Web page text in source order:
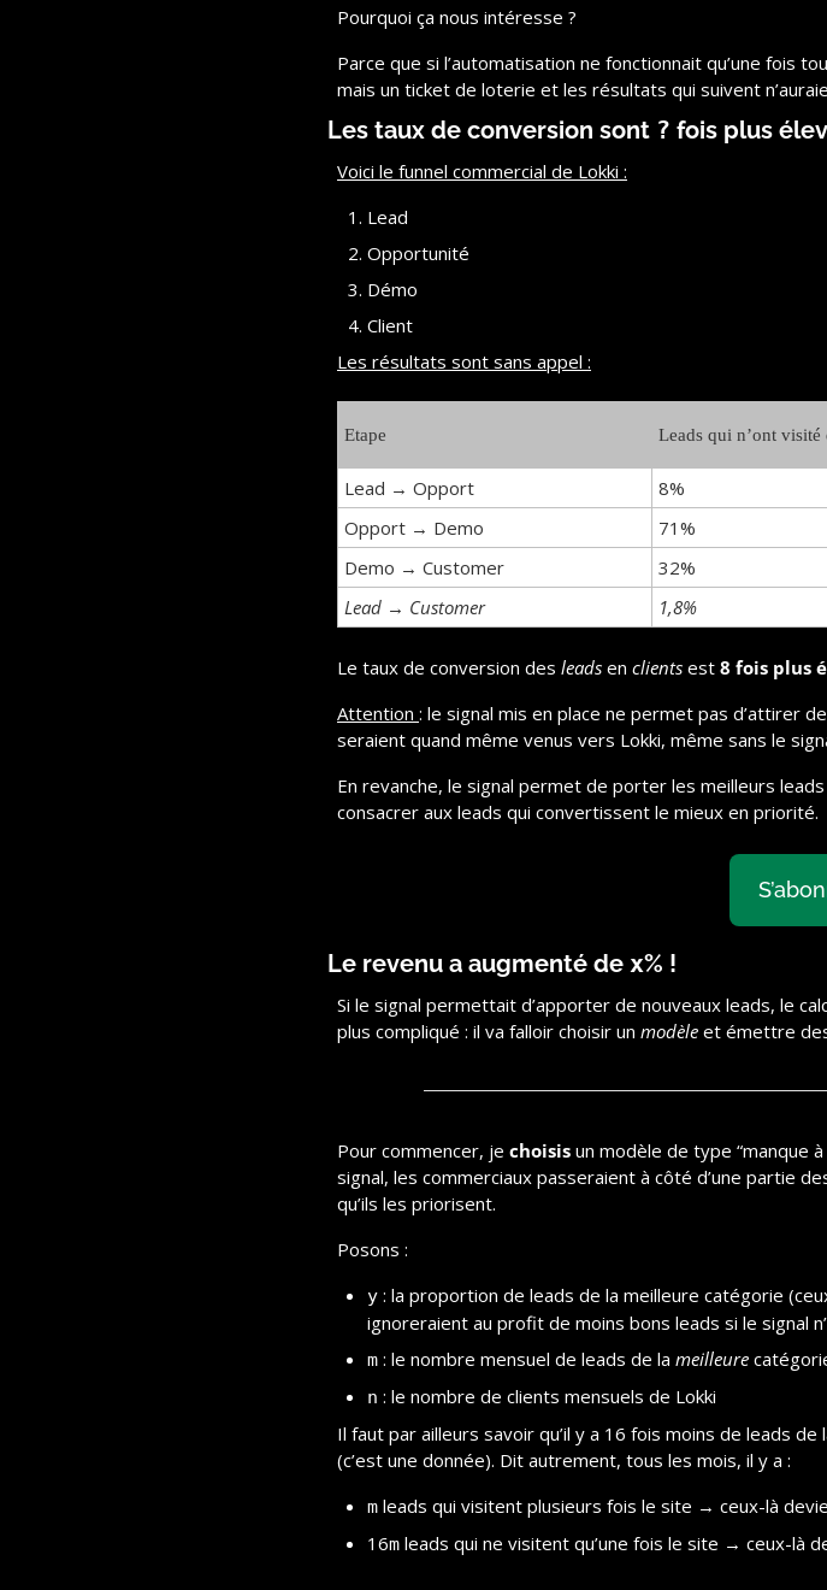
Pourquoi ça nous intéresse ?
Parce que si l’automatisation ne fonctionnait qu’une fois
mais un ticket de loterie et les résultats qui suivent
Les taux de conversion sont ? fois plus
Voici le funnel commercial de Lokki :
Lead
Opportunité
Démo
Client
Les résultats sont sans appel :
Etape Leads qui n’ont visité
Lead → Opport 8%
Opport → Demo
71%
Demo → Customer
32%
Lead → Customer
1,8%
Le taux de conversion des leads en clients est 8 fois plus
Attention : le signal mis en place ne permet pas d’attirer
seraient quand même venus vers Lokki, même sans le
En revanche, le signal permet de porter les meilleurs
consacrer aux leads qui convertissent le mieux en priorité.
Le revenu a augmenté de x% !
Si le signal permettait d’apporter de nouveaux leads, le
plus compliqué : il va falloir choisir un modèle et émettre
Pour commencer, je choisis un modèle de type “manque
signal, les commerciaux passeraient à côté d’une partie
qu’ils les priorisent.
Posons :
y : la proportion de leads de la meilleure catégorie
ignoreraient au profit de moins bons leads si le signal
m : le nombre mensuel de leads de la meilleure
n : le nombre de clients mensuels de Lokki
Il faut par ailleurs savoir qu’il y a 16 fois moins de leads de
(c’est une donnée). Dit autrement, tous les mois, il y a :
m leads qui visitent plusieurs fois le site → ceux-là
16m leads qui ne visitent qu’une fois le site → ceux-là